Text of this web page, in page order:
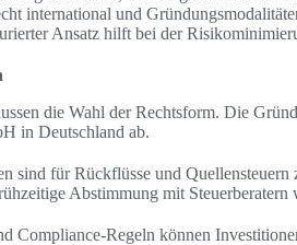
international und
Ansatz hilft bei der
die Wahl der Rechtsform. Die
in Deutschland ab.
sind für Rückflüsse und Quellensteuern
Abstimmung mit Steuerberatern
Compliance-Regeln können